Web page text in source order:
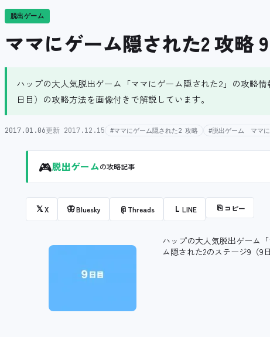
脱出ゲーム
ママにゲーム隠された2 攻略
ハップの大人気脱出ゲーム「ママにゲーム隠された2」の攻略
日目）の攻略方法を画像付きで解説しています。
2017.01.06更新 2017.12.15 #ママにゲーム隠された2 攻略 #脱出ゲーム ママ
🎮脱出ゲームの攻略記事
𝕏X 🦋Bluesky @ Threads L LINE ⎘ コピー
ハップの大人気脱出ゲーム
ム隠された2のステージ9（9